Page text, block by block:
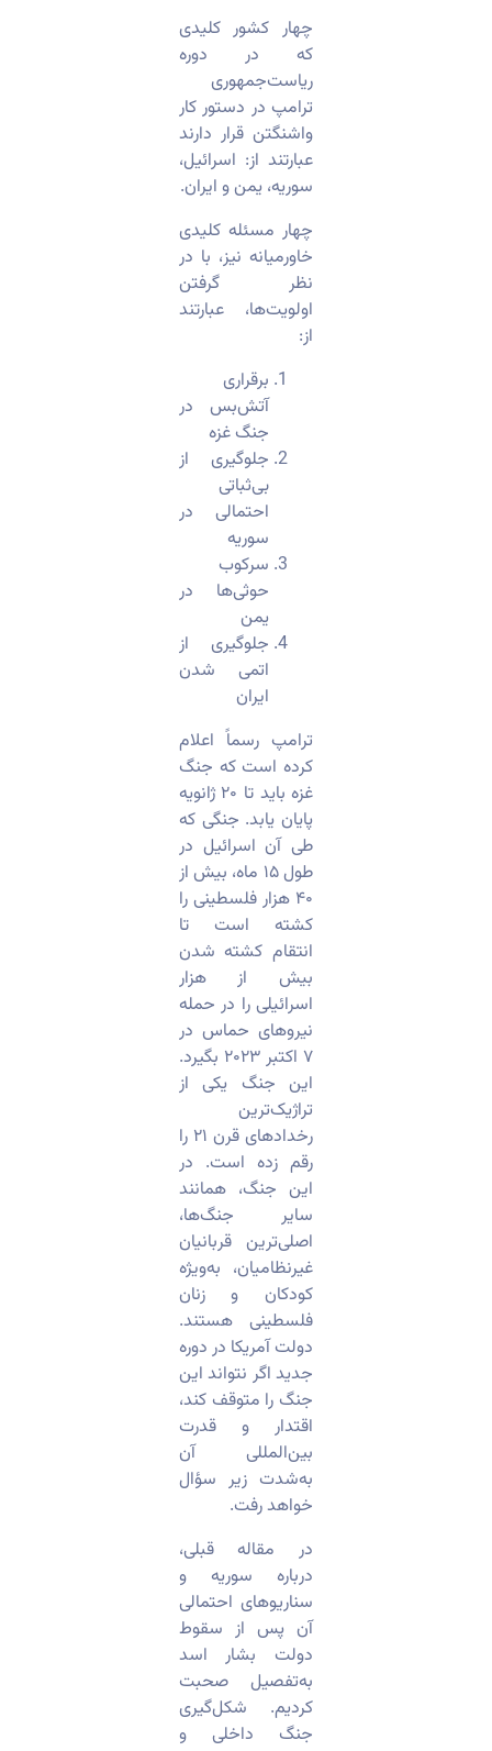
چهار کشور کلیدی
که در دوره
ریاست‌جمهوری
ترامپ در دستور کار
واشنگتن قرار دارند
عبارتند از: اسرائیل،
سوریه، یمن و ایران.
چهار مسئله کلیدی
خاورمیانه نیز، با در
نظر گرفتن
اولویت‌ها، عبارتند
از:
برقراری
آتش‌بس در
جنگ غزه
جلوگیری از
بی‌ثباتی
احتمالی در
سوریه
سرکوب
حوثی‌ها در
یمن
جلوگیری از
اتمی شدن
ایران
ترامپ رسماً اعلام
کرده است که جنگ
غزه باید تا ۲۰ ژانویه
پایان یابد. جنگی که
طی آن اسرائیل در
طول ۱۵ ماه، بیش از
۴۰ هزار فلسطینی را
کشته است تا
انتقام کشته شدن
بیش از هزار
اسرائیلی را در حمله
نیروهای حماس در
۷ اکتبر ۲۰۲۳ بگیرد.
این جنگ یکی از
تراژیک‌ترین
رخدادهای قرن ۲۱ را
رقم زده است. در
این جنگ، همانند
سایر جنگ‌ها،
اصلی‌ترین قربانیان
غیرنظامیان، به‌ویژه
کودکان و زنان
فلسطینی هستند.
دولت آمریکا در دوره
جدید اگر نتواند این
جنگ را متوقف کند،
اقتدار و قدرت
بین‌المللی آن
به‌شدت زیر سؤال
خواهد رفت.
در مقاله قبلی،
درباره سوریه و
سناریوهای احتمالی
آن پس از سقوط
دولت بشار اسد
به‌تفصیل صحبت
کردیم. شکل‌گیری
جنگ داخلی و